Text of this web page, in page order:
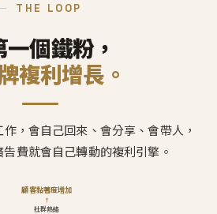
THE LOOP
個鐵粉，
複利增長。
，會自己回來、會分享、會帶人，
費就會自己轉動的複利引擎。
社群熱絡
↑
顧客黏著度增加